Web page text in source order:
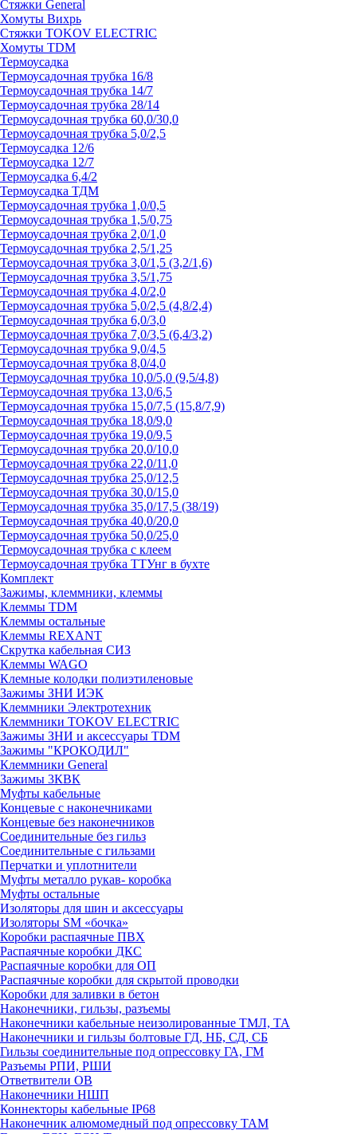
Стяжки General
Хомуты Вихрь
Стяжки TOKOV ELECTRIC
Хомуты TDM
Термоусадка
Термоусадочная трубка 16/8
Термоусадочная трубка 14/7
Термоусадочная трубка 28/14
Термоусадочная трубка 60,0/30,0
Термоусадочная трубка 5,0/2,5
Термоусадка 12/6
Термоусадка 12/7
Термоусадка 6,4/2
Термоусадка ТДМ
Термоусадочная трубка 1,0/0,5
Термоусадочная трубка 1,5/0,75
Термоусадочная трубка 2,0/1,0
Термоусадочная трубка 2,5/1,25
Термоусадочная трубка 3,0/1,5 (3,2/1,6)
Термоусадочная трубка 3,5/1,75
Термоусадочная трубка 4,0/2,0
Термоусадочная трубка 5,0/2,5 (4,8/2,4)
Термоусадочная трубка 6,0/3,0
Термоусадочная трубка 7,0/3,5 (6,4/3,2)
Термоусадочная трубка 9,0/4,5
Термоусадочная трубка 8,0/4,0
Термоусадочная трубка 10,0/5,0 (9,5/4,8)
Термоусадочная трубка 13,0/6,5
Термоусадочная трубка 15,0/7,5 (15,8/7,9)
Термоусадочная трубка 18,0/9,0
Термоусадочная трубка 19,0/9,5
Термоусадочная трубка 20,0/10,0
Термоусадочная трубка 22,0/11,0
Термоусадочная трубка 25,0/12,5
Термоусадочная трубка 30,0/15,0
Термоусадочная трубка 35,0/17,5 (38/19)
Термоусадочная трубка 40,0/20,0
Термоусадочная трубка 50,0/25,0
Термоусадочная трубка с клеем
Термоусадочная трубка ТТУнг в бухте
Комплект
Зажимы, клеммники, клеммы
Клеммы TDM
Клеммы остальные
Клеммы REXANT
Скрутка кабельная СИЗ
Клеммы WAGO
Клемные колодки полиэтиленовые
Зажимы ЗНИ ИЭК
Клеммники Электротехник
Клеммники TOKOV ELECTRIC
Зажимы ЗНИ и аксессуары TDM
Зажимы "КРОКОДИЛ"
Клеммники General
Зажимы 3КВК
Муфты кабельные
Концевые с наконечниками
Концевые без наконечников
Соединительные без гильз
Соединительные с гильзами
Перчатки и уплотнители
Муфты металло рукав- коробка
Муфты остальные
Изоляторы для шин и аксессуары
Изоляторы SM «бочка»
Коробки распаячные ПВХ
Распаячные коробки ДКС
Распаячные коробки для ОП
Распаячные коробки для скрытой проводки
Коробки для заливки в бетон
Наконечники, гильзы, разъемы
Наконечники кабельные неизолированные ТМЛ, ТА
Наконечники и гильзы болтовые ГД, НБ, СД, СБ
Гильзы соединительные под опрессовку ГА, ГМ
Разъемы РПИ, РШИ
Ответвители ОВ
Наконечники НШП
Коннекторы кабельные IP68
Наконечник алюмомедный под опрессовку ТАМ